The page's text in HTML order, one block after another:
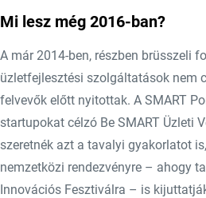
Mi lesz még 2016-ban?
A már 2014-ben, részben brüsszeli
üzletfejlesztési szolgáltatások nem
felvevők előtt nyitottak. A SMART
startupokat célzó Be SMART Üzleti
szeretnék azt a tavalyi gyakorlatot
nemzetközi rendezvényre – ahogy
Innovációs Fesztiválra – is